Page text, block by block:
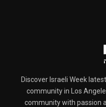
Discover Israeli Week
community in Los
community with passion